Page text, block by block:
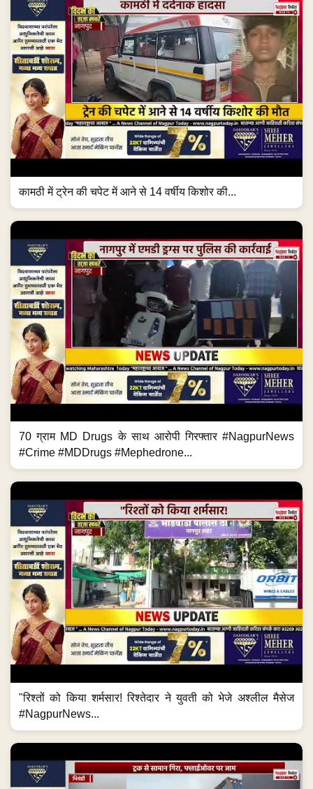
कामठी में ट्रेन की चपेट में आने से 14 वर्षीय किशोर की...
70 ग्राम MD Drugs के साथ आरोपी गिरफ्तार #NagpurNews
#Crime #MDDrugs #Mephedrone...
"रिश्तों को किया शर्मसार! रिश्तेदार ने युवती को भेजे अश्लील मैसेज
#NagpurNews...